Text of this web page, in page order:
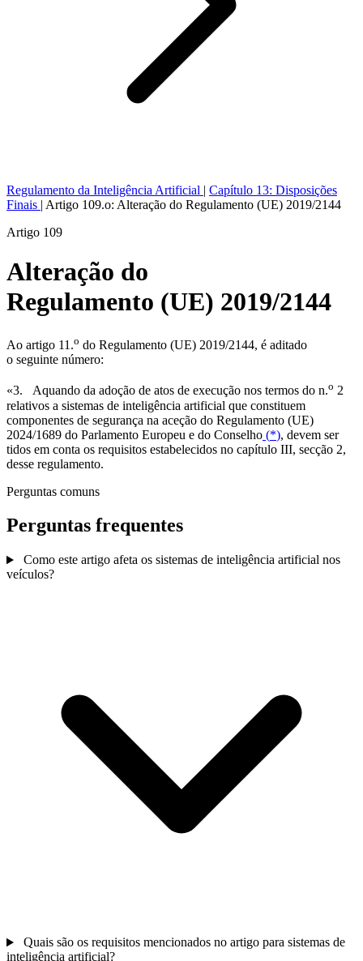
Regulamento da Inteligência Artificial | Capítulo 13: Disposições
Finais | Artigo 109.o: Alteração do Regulamento (UE) 2019/2144
Artigo 109
Alteração do
Regulamento (UE) 2019/2144
Ao artigo 11.o do Regulamento (UE) 2019/2144, é aditado
o seguinte número:
«3. Aquando da adoção de atos de execução nos termos do n.o 2
relativos a sistemas de inteligência artificial que constituem
componentes de segurança na aceção do Regulamento (UE)
2024/1689 do Parlamento Europeu e do Conselho (*), devem ser
tidos em conta os requisitos estabelecidos no capítulo III, secção 2,
desse regulamento.
Perguntas comuns
Perguntas frequentes
Como este artigo afeta os sistemas de inteligência artificial nos
veículos?
Quais são os requisitos mencionados no artigo para sistemas de
inteligência artificial?